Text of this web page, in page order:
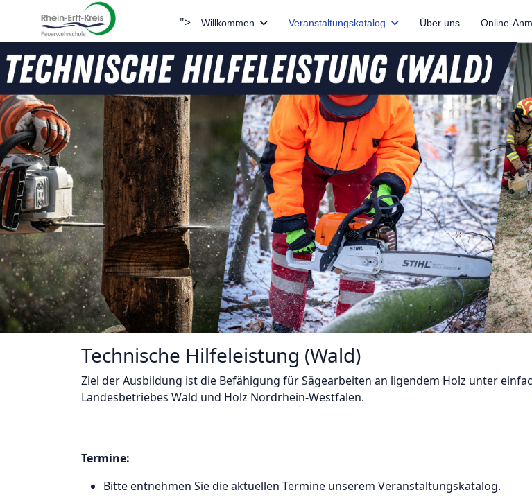
"> Willkommen Veranstaltungskatalog Über uns Online-
Technische Hilfeleistung (Wald)
Ziel der Ausbildung ist die Befähigung für Sägearbeiten an ligendem Holz unter
Landesbetriebes Wald und Holz Nordrhein-Westfalen.
Termine:
Bitte entnehmen Sie die aktuellen Termine unserem Veranstaltungskatalog.